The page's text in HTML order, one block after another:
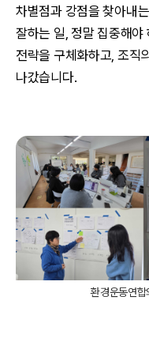
차별점과 강점을 찾아내
잘하는 일, 정말 집중해
전략을 구체화하고, 조직
나갔습니다.
환경운동연